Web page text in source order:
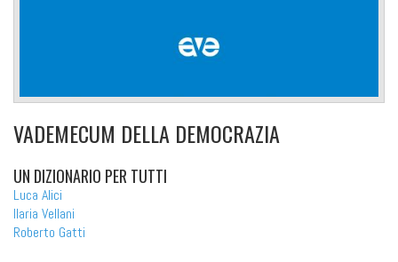
VADEMECUM DELLA DEMOCRAZIA
UN DIZIONARIO PER TUTTI
Luca Alici
Ilaria Vellani
Roberto Gatti